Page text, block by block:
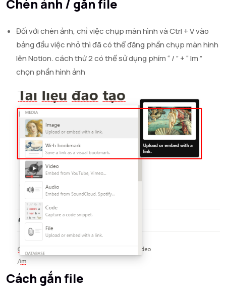
Chèn ảnh / gắn file
Đối với chèn ảnh, chỉ việc chụp màn hình và Ctrl + V vào
bảng đầu việc nhỏ thì đã có thể đăng phần chụp màn hình
lên Notion. cách thứ 2 có thể sử dụng phím “ / ” + “ Im ”
chọn phần hình ảnh
Cách gắn file